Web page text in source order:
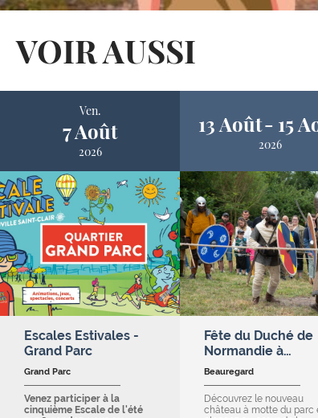
VOIR AUSSI
Ven.
7 Août
2026
Escales Estivales -
Grand Parc
Grand Parc
Venez participer à la
cinquième Escale de l'été
13 Août 15
2026
Fête du Duché de
Normandie à…
Beauregard
Découvrez le nouveau
château à motte du parc